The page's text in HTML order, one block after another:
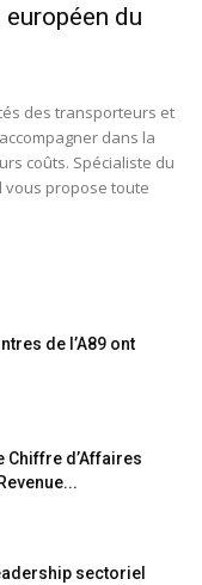
du
des transporteurs et
dans la
coûts. Spécialiste du
vous propose toute
de l’A89 ont
Chiffre d’Affaires
sectoriel